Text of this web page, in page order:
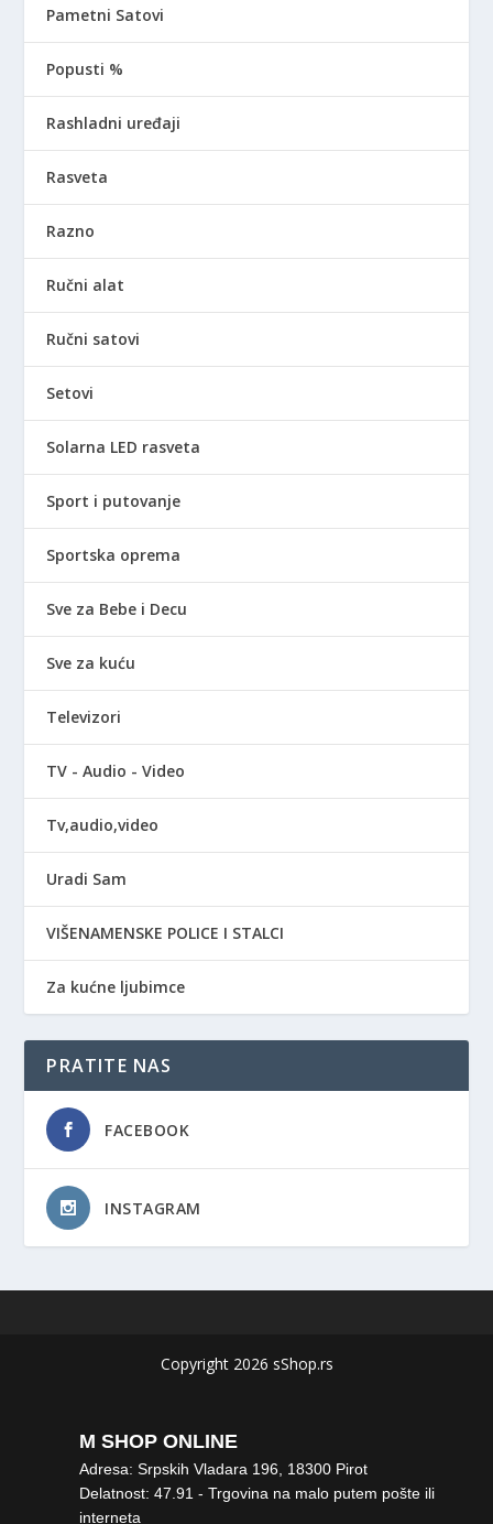
Pametni Satovi
Popusti %
Rashladni uređaji
Rasveta
Razno
Ručni alat
Ručni satovi
Setovi
Solarna LED rasveta
Sport i putovanje
Sportska oprema
Sve za Bebe i Decu
Sve za kuću
Televizori
TV - Audio - Video
Tv,audio,video
Uradi Sam
VIŠENAMENSKE POLICE I STALCI
Za kućne ljubimce
PRATITE NAS
FACEBOOK
INSTAGRAM
Copyright 2026 sShop.rs
M SHOP ONLINE
Adresa: Srpskih Vladara 196, 18300 Pirot
Delatnost: 47.91 - Trgovina na malo putem pošte ili
interneta